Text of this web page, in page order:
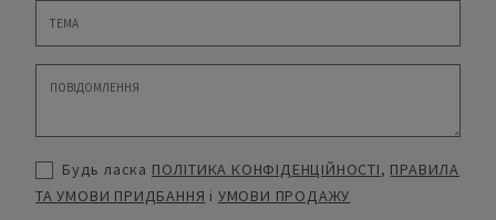
Будь ласка ПОЛІТИКА КОНФІДЕНЦІЙНОСТІ, ПРАВИЛА
ТА УМОВИ ПРИДБАННЯ і УМОВИ ПРОДАЖУ